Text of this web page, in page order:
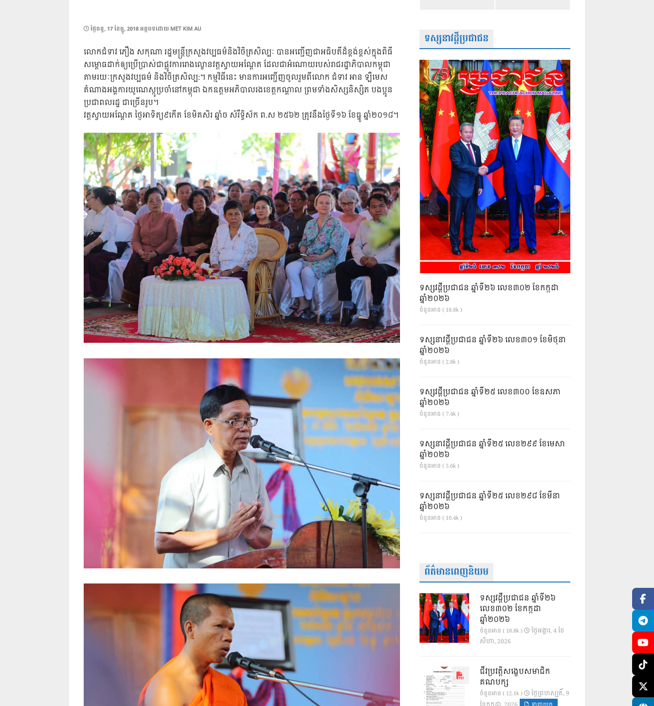
POSTED
ថ្ងៃ​ចន្ទ, 17 ខែ​ធ្នូ, 2018អត្ថបទដោយ MET KIM AU
លោកជំទាវ ភឿង សកុណា រដ្ឋមន្ត្រីក្រសួងវប្បធម៌និងវិចិត្រសិល្បៈ បានអញ្ជើញជាអធិបតីដ៏ខ្ពង់ខ្ពស់ក្នុងពិធី
សម្ពោធដាក់ឲ្យប្រើប្រាស់ជាផ្លូវការរោងល្ខោនវត្តស្វាយអណ្តែត ដែលជាអំណោយរបស់រាជរដ្ឋាភិបាលកម្ពុជា
តាមរយៈក្រសួងវប្បធម៌ និងវិចិត្រសិល្ប:។ កម្មវិធីនេះ មានការអញ្ជើញចូលរួមពីលោក ជំទាវ អាន ឡឺមេស
តំណាងអង្គការយូណេស្កូប្រចាំនៅកម្ពុជា ឯកឧត្ដមអភិបាលរងខេត្តកណ្តាល ព្រមទាំងសិស្សនិស្សិត បងប្អូន
ប្រជាពលរដ្ឋ ជាច្រើនរូប។
វត្តស្វាយអណ្តែត ថ្ងៃអាទិត្យ៩កើត ខែមិគសិរ ឆ្នាំច សំរឹទ្ធិស័ក ព.ស ២៥៦២ ត្រូវនឹងថ្ងៃទី១៦ ខែធ្នូ ឆ្នាំ២០១៨។
ទស្សនាវដ្តីប្រជាជន
ទស្សវដ្តីប្រជាជន ឆ្នាំទី២៦ លេខ៣០២ ខែកក្កដា
ឆ្នាំ២០២៦
ចំនួនអាន ( 18.8k )
ទស្សនាវដ្ដីប្រជាជន ឆ្នាំទី២៦ លេខ៣០១ ខែមិថុនា
ឆ្នាំ២០២៦
ចំនួនអាន ( 2.8k )
ទស្សវដ្តីប្រជាជន ឆ្នាំទី២៥ លេខ៣០០ ខែឧសភា
ឆ្នាំ២០២៦
ចំនួនអាន ( 7.4k )
ទស្សនាវដ្ដីប្រជាជន ឆ្នាំទី២៥ លេខ២៩៩ ខែមេសា
ឆ្នាំ២០២៦
ចំនួនអាន ( 5.6k )
ទស្សនាវដ្ដីប្រជាជន ឆ្នាំទី២៥ លេខ២៩៨ ខែមីនា
ឆ្នាំ២០២៦
ចំនួនអាន ( 10.4k )
ព័ត៌មានពេញនិយម
ទស្សវដ្តីប្រជាជន ឆ្នាំទី២៦
លេខ៣០២ ខែកក្កដា
ឆ្នាំ២០២៦
ចំនួនអាន ( 18.8k )
ថ្ងៃ​អង្គារ, 4 ខែ​
សីហា, 2026
ជីវប្រវត្តិសង្ខេបសមាជិក
គណបក្ស
ចំនួនអាន ( 12.1k )
ថ្ងៃ​ព្រហស្បតិ៍, 9